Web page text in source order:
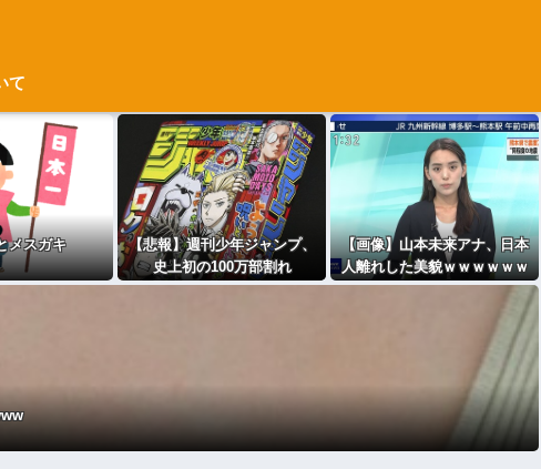
て
メスガキ
【悲報】週刊少年ジャンプ、
史上初の100万部割れ
【画像】山本未来アナ、日本
人離れした美貌ｗｗｗｗｗｗ
ｗ